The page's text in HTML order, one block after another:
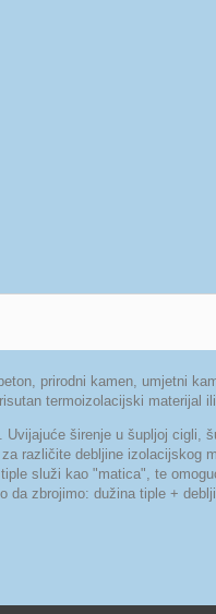
prirodni kamen, umjetni
termoizolacijski materijal
širenje u šupljoj cigli,
različite debljine izolacijskog
služi kao "matica", te
da zbrojimo: dužina tiple +